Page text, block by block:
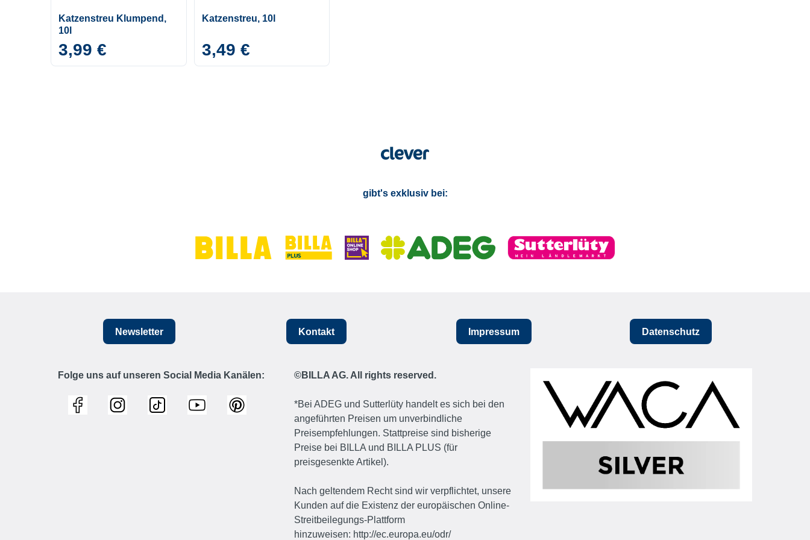
Katzenstreu Klumpend,
10l
3,99 €
Katzenstreu, 10l
3,49 €
gibt's exklusiv bei:
Newsletter Kontakt Impressum Datenschutz
Folge uns auf unseren Social Media Kanälen: ©BILLA AG. All rights reserved.
*Bei ADEG und Sutterlüty handelt es sich bei den
angeführten Preisen um unverbindliche
Preisempfehlungen. Stattpreise sind bisherige
Preise bei BILLA und BILLA PLUS (für
preisgesenkte Artikel).
Nach geltendem Recht sind wir verpflichtet, unsere
Kunden auf die Existenz der europäischen Online-
Streitbeilegungs-Plattform
hinzuweisen: http://ec.europa.eu/odr/